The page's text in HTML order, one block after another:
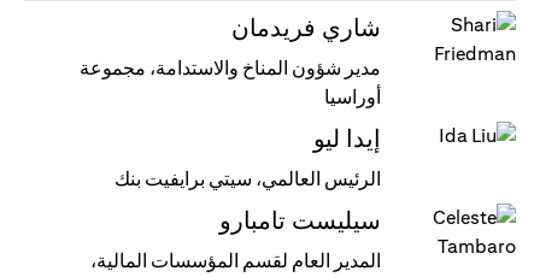
شاري فريدمان
مدير شؤون المناخ والاستدامة، مجموعة
أوراسيا
إيدا ليو
الرئيس العالمي، سيتي برايفيت بنك
سيليست تامبارو
المدير العام لقسم المؤسسات المالية،